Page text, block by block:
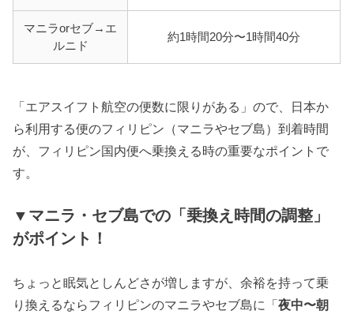
マニラorセブ→エ
ルニド
約1時間20分〜1時間40分
「エアスイフト航空の便数に限りがある」ので、日本か
ら利用する便のフィリピン（マニラやセブ島）到着時間
が、フィリピン国内便へ乗換える時の重要なポイントで
す。
▼マニラ・セブ島での「乗換え時間の調整」
がポイント！
ちょっと眠気としんどさが増しますが、余裕を持って乗
り換えるならフィリピンのマニラやセブ島に「夜中〜朝